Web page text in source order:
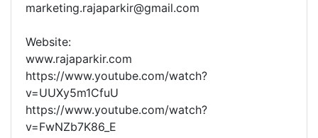
marketing.rajaparkir@gmail.com
Website:
www.rajaparkir.com
https://www.youtube.com/watch?
v=UUXy5m1CfuU
https://www.youtube.com/watch?
v=FwNZb7K86_E